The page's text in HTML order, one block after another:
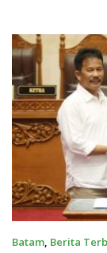
Batam, Berita